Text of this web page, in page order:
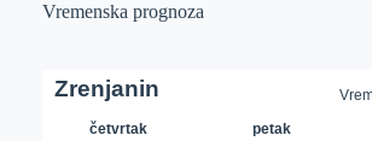
Vremenska prognoza